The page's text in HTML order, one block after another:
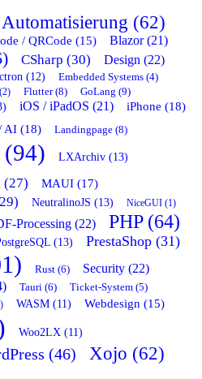
Automatisierung (62)
/ QRCode (15)
Blazor (21)
CSharp (30) Design (22)
(12) Embedded Systems (4)
Flutter (8) GoLang (9)
iOS / iPadOS (21) iPhone (18)
AI (18) Landingpage (8)
LXArchiv (13)
(27)
MAUI (17)
NeutralinoJS (13) NiceGUI (1)
Processing (22) PHP (64)
(13) PrestaShop (31)
Rust (6) Security (22)
Tauri (6) Ticket-System (5)
WASM (11) Webdesign (15)
Woo2LX (11)
(46) Xojo (62)